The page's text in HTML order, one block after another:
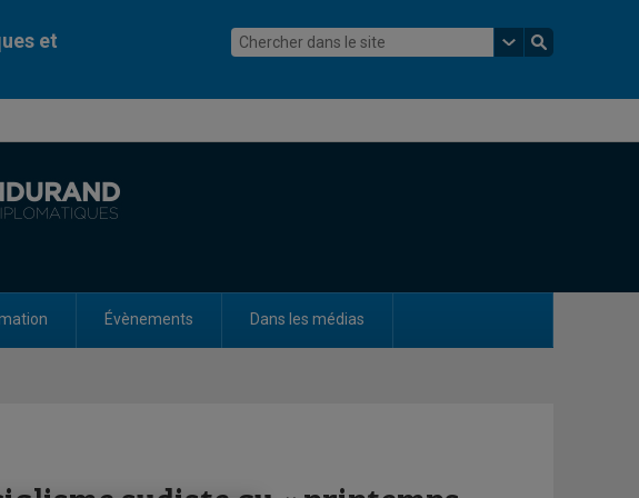
et
Évènements Dans les médias